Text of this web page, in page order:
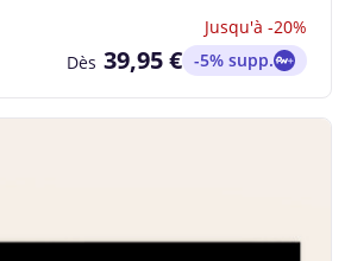
Jusqu'à -20%
Dès 39,95 € -5% supp.